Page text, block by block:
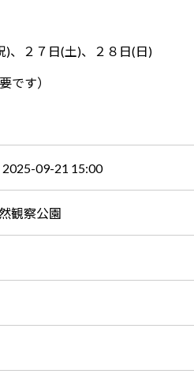
)、２７日(土)、２８日(日)
です）
09-21 15:00
観察公園